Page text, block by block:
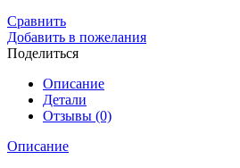
Сравнить
Добавить в пожелания
Поделиться
Описание
Детали
Отзывы (0)
Описание